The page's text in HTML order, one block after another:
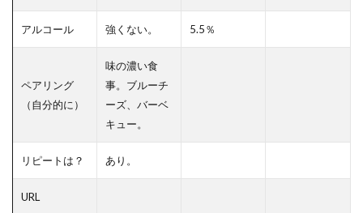
アルコール 強くない。 5.5％
ペアリング
（自分的に）
味の濃い食
事。ブルーチ
ーズ、バーベ
キュー。
リピートは？ あり。
URL